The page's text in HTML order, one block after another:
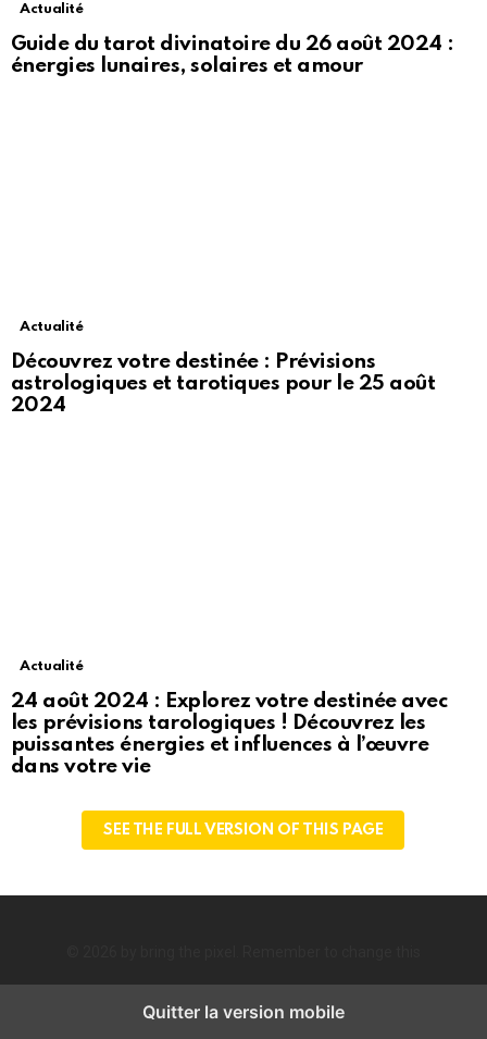
Actualité
Guide du tarot divinatoire du 26 août 2024 :
énergies lunaires, solaires et amour
Actualité
Découvrez votre destinée : Prévisions
astrologiques et tarotiques pour le 25 août
2024
Actualité
24 août 2024 : Explorez votre destinée avec
les prévisions tarologiques ! Découvrez les
puissantes énergies et influences à l’œuvre
dans votre vie
SEE THE FULL VERSION OF THIS PAGE
Quitter la version mobile